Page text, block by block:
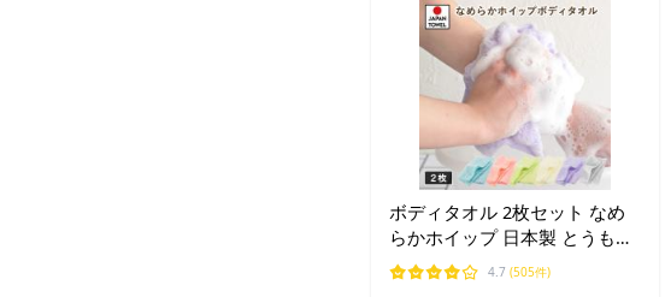
ボディタオル 2枚セット なめ
らかホイップ 日本製 とうもろ
こし繊維100％ タオル 送料無
料 (ポスト投函) ヤフー年間 1位
4.7 (505件)